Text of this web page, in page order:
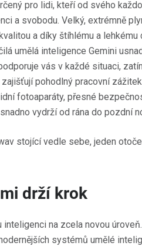
pro lidi, kteří od svého
a svobodu. Velký, extrémně
a díky štíhlému a lehkému
umělá inteligence Gemini
vás v každé situaci,
pohodlný pracovní
fotoaparáty, přesné
vydrží od rána do pozdní
drží krok
inteligenci na zcela novou
systémů umělé